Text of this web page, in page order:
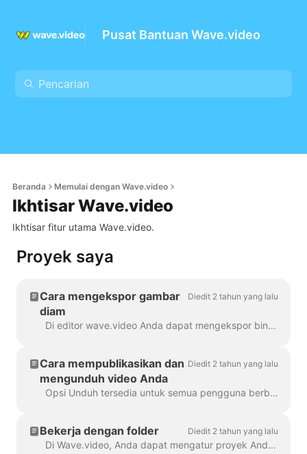
Pusat Bantuan Wave.video
Beranda Memulai dengan Wave.video
Ikhtisar Wave.video
Ikhtisar fitur utama Wave.video.
Proyek saya
Cara mengekspor gambar
diam
Diedit 2 tahun yang lalu
Di editor wave.video Anda dapat mengekspor bingkai apa pun ke format JPG, PNG, atau GIF. Hanya PNG dan GIF yang mendukung transparansi. Bagaimana cara memulainya? Pertama, temukan bingkai ...
Cara mempublikasikan dan
mengunduh video Anda
Diedit 2 tahun yang lalu
Opsi Unduh tersedia untuk semua pengguna berbayar wave.video. Untuk mengunduh video Anda, Anda perlu mengikuti 2 langkah mudah : Opsi A: Langkah ...
Bekerja dengan folder Diedit 2 tahun yang lalu
Di Wave.video, Anda dapat mengatur proyek Anda ke dalam folder. Dengan cara ini, akan lebih mudah untuk mencari proyek Anda. Untuk membuat folder baru, Anda perlu ...